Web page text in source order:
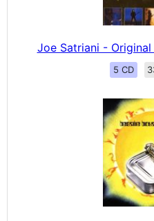
Joe Satriani -
5 CD